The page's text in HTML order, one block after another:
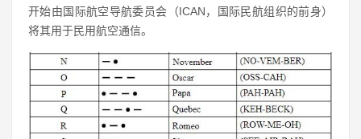
开始由国际航空导航委员会（ICAN，国际民航组织的前身）
将其用于民用航空通信。